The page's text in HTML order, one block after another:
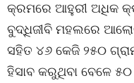
କ୍ରମରେ ଆହୁରୀ ଅଧିକ
ବୁଦ୍ଧିଜୀବି ମହଲରେ
ସହିତ ୪୬ କେଜି ୨୫୦
ହିସାବ କରୁଥିବା ବେଳେ ୫୦